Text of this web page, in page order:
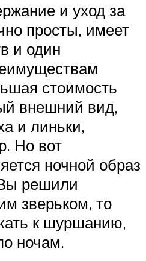
и уход за
просты, имеет
и один
стоимость
внешний вид,
и линьки,
Но вот
ночной образ
решили
зверьком, то
к шуршанию,
ночам.